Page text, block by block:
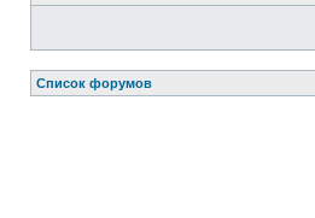
Список форумов